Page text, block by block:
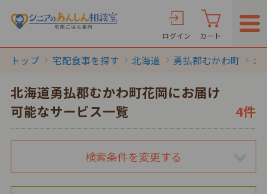
ログイン カート
トップ 宅配食事を探す 北海道 勇払郡むかわ町 北
北海道勇払郡むかわ町花岡にお届け
可能なサービス一覧
4件
検索条件を変更する